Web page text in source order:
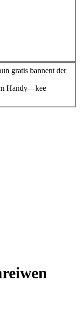
gratis bannent der
Handy—kee